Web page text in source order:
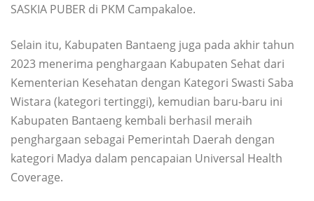
SASKIA PUBER di PKM Campakaloe.
Selain itu, Kabupaten Bantaeng juga pada akhir tahun
2023 menerima penghargaan Kabupaten Sehat dari
Kementerian Kesehatan dengan Kategori Swasti Saba
Wistara (kategori tertinggi), kemudian baru-baru ini
Kabupaten Bantaeng kembali berhasil meraih
penghargaan sebagai Pemerintah Daerah dengan
kategori Madya dalam pencapaian Universal Health
Coverage.